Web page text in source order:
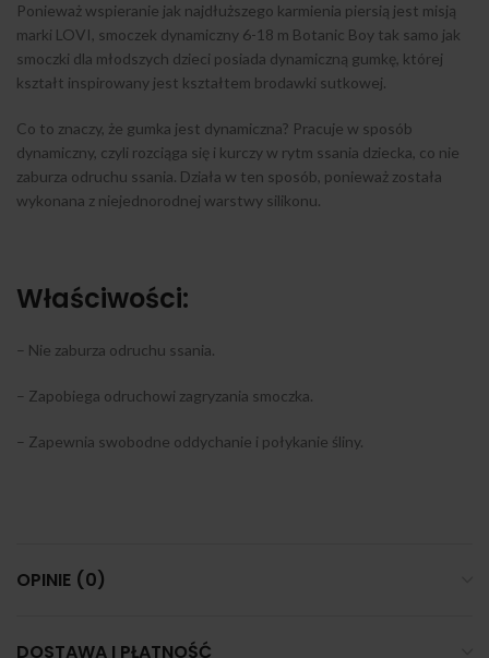
Ponieważ wspieranie jak najdłuższego karmienia piersią jest misją
marki LOVI, smoczek dynamiczny 6-18 m Botanic Boy tak samo jak
smoczki dla młodszych dzieci posiada dynamiczną gumkę, której
kształt inspirowany jest kształtem brodawki sutkowej.
Co to znaczy, że gumka jest dynamiczna? Pracuje w sposób
dynamiczny, czyli rozciąga się i kurczy w rytm ssania dziecka, co nie
zaburza odruchu ssania. Działa w ten sposób, ponieważ została
wykonana z niejednorodnej warstwy silikonu.
Właściwości:
– Nie zaburza odruchu ssania.
– Zapobiega odruchowi zagryzania smoczka.
– Zapewnia swobodne oddychanie i połykanie śliny.
OPINIE (0)
DOSTAWA I PŁATNOŚĆ